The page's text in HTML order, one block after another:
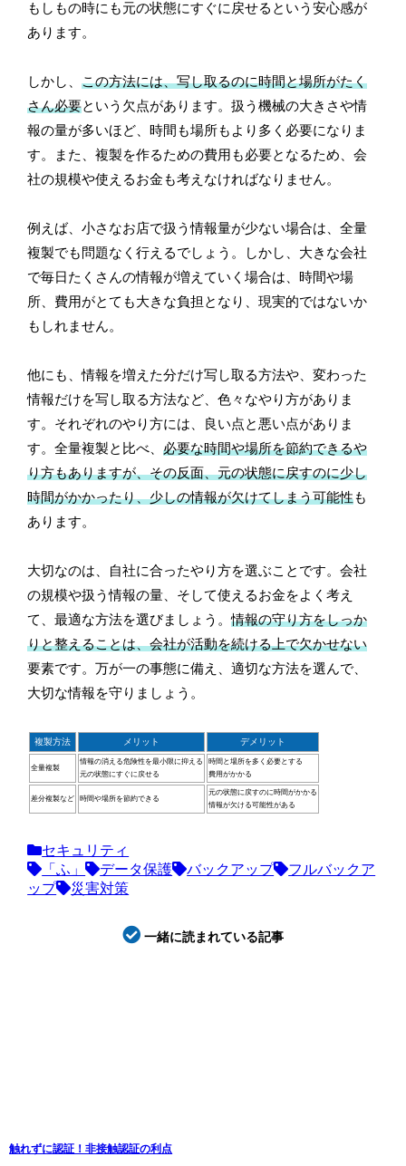
もしもの時にも元の状態にすぐに戻せるという安心感が
あります。
しかし、この方法には、写し取るのに時間と場所がたく
さん必要という欠点があります。扱う機械の大きさや情
報の量が多いほど、時間も場所もより多く必要になりま
す。また、複製を作るための費用も必要となるため、会
社の規模や使えるお金も考えなければなりません。
例えば、小さなお店で扱う情報量が少ない場合は、全量
複製でも問題なく行えるでしょう。しかし、大きな会社
で毎日たくさんの情報が増えていく場合は、時間や場
所、費用がとても大きな負担となり、現実的ではないか
もしれません。
他にも、情報を増えた分だけ写し取る方法や、変わった
情報だけを写し取る方法など、色々なやり方がありま
す。それぞれのやり方には、良い点と悪い点がありま
す。全量複製と比べ、必要な時間や場所を節約できるや
り方もありますが、その反面、元の状態に戻すのに少し
時間がかかったり、少しの情報が欠けてしまう可能性も
あります。
大切なのは、自社に合ったやり方を選ぶことです。会社
の規模や扱う情報の量、そして使えるお金をよく考え
て、最適な方法を選びましょう。情報の守り方をしっか
りと整えることは、会社が活動を続ける上で欠かせない
要素です。万が一の事態に備え、適切な方法を選んで、
大切な情報を守りましょう。
複製方法 メリット デメリット
全量複製
情報の消える危険性を最小限に抑える
元の状態にすぐに戻せる
時間と場所を多く必要とする
費用がかかる
差分複製など 時間や場所を節約できる
元の状態に戻すのに時間がかかる
情報が欠ける可能性がある
セキュリティ
「ふ」
データ保護 バックアップ
フルバックア
ップ
災害対策
一緒に読まれている記事
触れずに認証！非接触認証の利点